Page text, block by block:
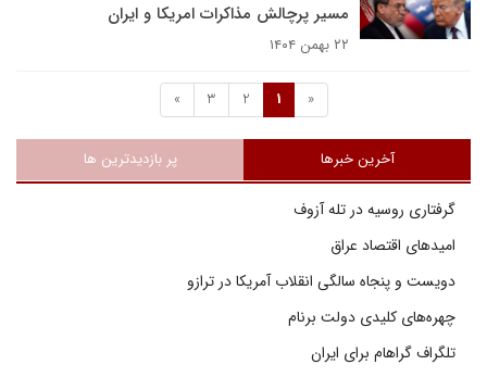
مسیر پرچالش مذاکرات امریکا و ایران
۲۲ بهمن ۱۴۰۴
«
1
2
3
»
آخرین خبرها پر بازدیدترین ها
گرفتاری روسیه در تله آزوف
امیدهای اقتصاد عراق
دویست و پنجاه سالگی انقلاب آمریکا در ترازو
چهره‌های کلیدی دولت برنام
تلگراف گراهام برای ایران